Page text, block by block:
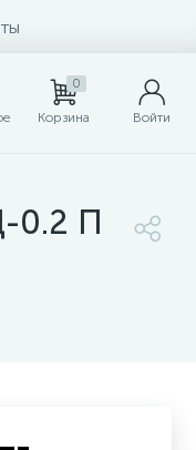
0
Корзина Войти
0.2 П